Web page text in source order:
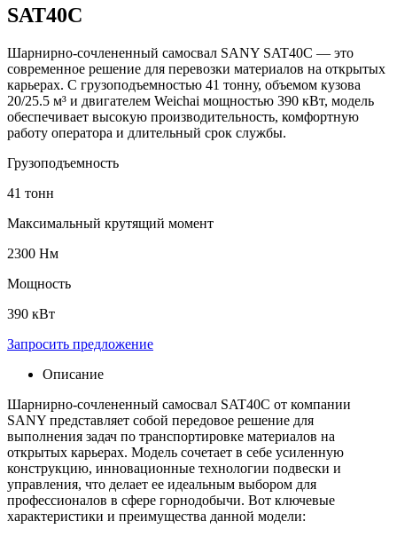
SAT40C
Шарнирно-сочлененный самосвал SANY SAT40C — это
современное решение для перевозки материалов на открытых
карьерах. С грузоподъемностью 41 тонну, объемом кузова
20/25.5 м³ и двигателем Weichai мощностью 390 кВт, модель
обеспечивает высокую производительность, комфортную
работу оператора и длительный срок службы.
Грузоподъемность
41 тонн
Максимальный крутящий момент
2300 Нм
Мощность
390 кВт
Запросить предложение
Описание
Шарнирно-сочлененный самосвал SAT40C от компании
SANY представляет собой передовое решение для
выполнения задач по транспортировке материалов на
открытых карьерах. Модель сочетает в себе усиленную
конструкцию, инновационные технологии подвески и
управления, что делает ее идеальным выбором для
профессионалов в сфере горнодобычи. Вот ключевые
характеристики и преимущества данной модели: